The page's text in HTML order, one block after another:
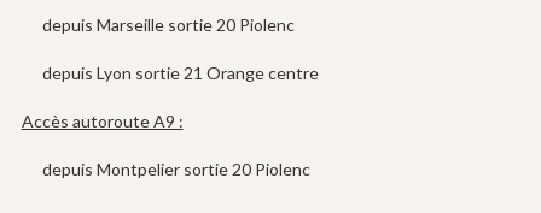
depuis Marseille sortie 20 Piolenc
depuis Lyon sortie 21 Orange centre
Accès autoroute A9 :
depuis Montpelier sortie 20 Piolenc